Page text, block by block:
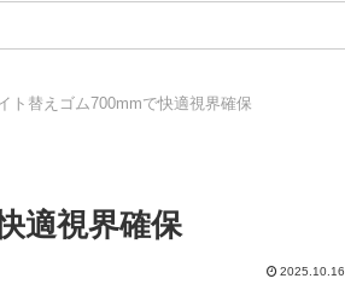
ト替えゴム700mmで快適視界確保
適視界確保
2025.10.16